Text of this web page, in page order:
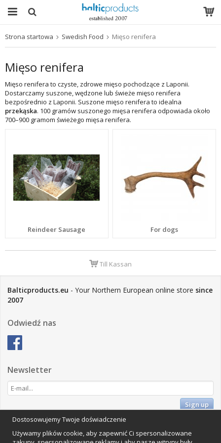
Strona startowa Swedish Food Mięso renifera
Mięso renifera
Mięso renifera to czyste, zdrowe mięso pochodzące z Laponii.
Dostarczamy suszone, wędzone lub świeże mięso renifera
bezpośrednio z Laponii. Suszone mięso renifera to idealna
przekąska. 100 gramów suszonego mięsa renifera odpowiada około
700–900 gramom świeżego mięsa renifera.
Reindeer Sausage For dogs
Till Kassan
Balticproducts.eu - Your Northern European online store since
2007
Odwiedź nas
Newsletter
Sign up
Impressum
Vamos Commerce AB
Dostosowujemy Twoje doświadczenie
Używamy plików cookie, aby zapewnić Ci spersonalizowane